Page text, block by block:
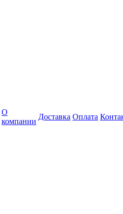
О
компании
Доставка Оплата